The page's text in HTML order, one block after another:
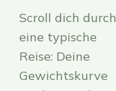
Scroll dich durch
eine typische
Reise: Deine
Gewichtskurve